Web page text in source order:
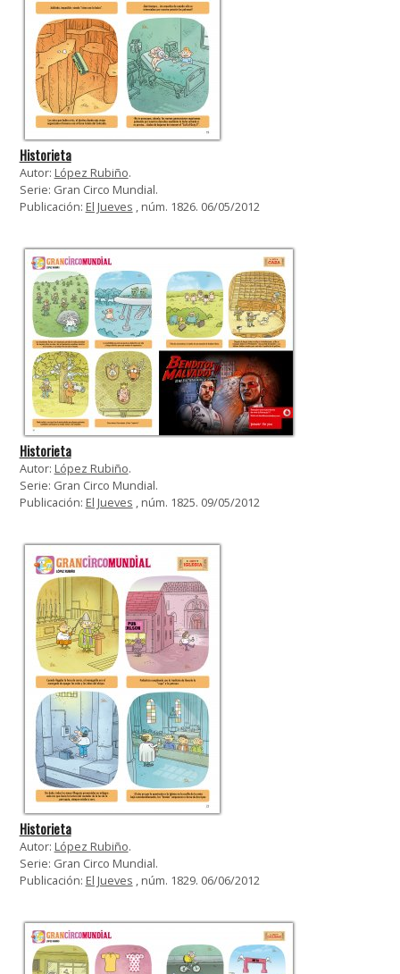
Historieta
Autor: López Rubiño.
Serie: Gran Circo Mundial.
Publicación: El Jueves , núm. 1826. 06/05/2012
Historieta
Autor: López Rubiño.
Serie: Gran Circo Mundial.
Publicación: El Jueves , núm. 1825. 09/05/2012
Historieta
Autor: López Rubiño.
Serie: Gran Circo Mundial.
Publicación: El Jueves , núm. 1829. 06/06/2012